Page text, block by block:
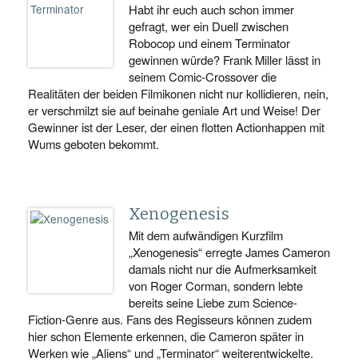
Habt ihr euch auch schon immer
gefragt, wer ein Duell zwischen
Robocop und einem Terminator
gewinnen würde? Frank Miller lässt in
seinem Comic-Crossover die
Realitäten der beiden Filmikonen nicht nur kollidieren, nein,
er verschmilzt sie auf beinahe geniale Art und Weise! Der
Gewinner ist der Leser, der einen flotten Actionhappen mit
Wums geboten bekommt.
Xenogenesis
Mit dem aufwändigen Kurzfilm
„Xenogenesis“ erregte James Cameron
damals nicht nur die Aufmerksamkeit
von Roger Corman, sondern lebte
bereits seine Liebe zum Science-
Fiction-Genre aus. Fans des Regisseurs können zudem
hier schon Elemente erkennen, die Cameron später in
Werken wie „Aliens“ und „Terminator“ weiterentwickelte.